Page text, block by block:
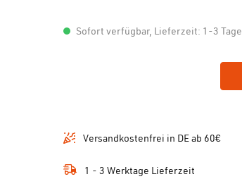
Sofort verfügbar, Lieferzeit: 1-3 Tage
Versandkostenfrei in DE ab 60€
1 - 3 Werktage Lieferzeit